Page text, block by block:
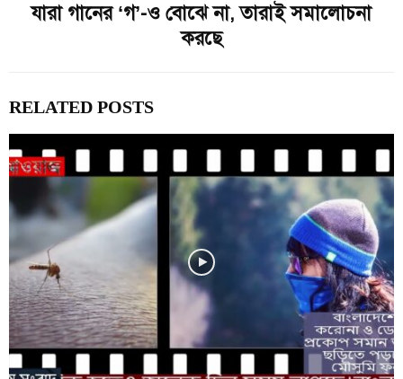
যারা গানের ‘গ’-ও বোঝে না, তারাই সমালোচনা
করছে
RELATED POSTS